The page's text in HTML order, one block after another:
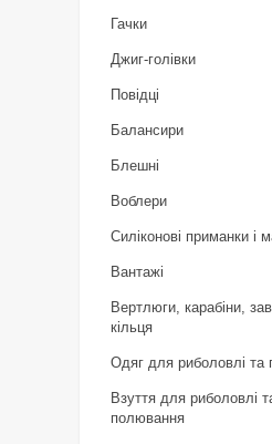
Гачки
Джиг-голівки
Повідці
Балансири
Блешні
Воблери
Силіконові приманки і
Вантажі
Вертлюги, карабіни,
кільця
Одяг для риболовлі та
Взуття для риболовлі
полювання